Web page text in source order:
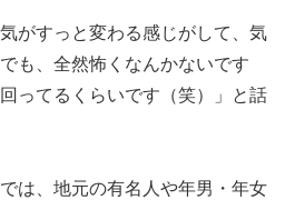
がすっと変わる感じがして、気
も、全然怖くなんかないです
ってるくらいです（笑）」と話
は、地元の有名人や年男・年女